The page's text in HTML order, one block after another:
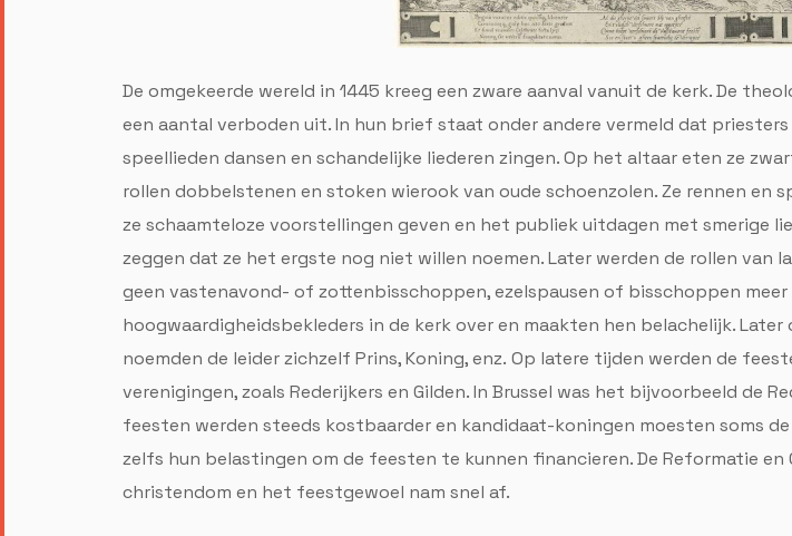
De omgekeerde wereld in 1445 kreeg een zware aanval vanuit de kerk. De
een aantal verboden uit. In hun brief staat onder andere vermeld dat
speellieden dansen en schandelijke liederen zingen. Op het altaar eten ze
rollen dobbelstenen en stoken wierook van oude schoenzolen. Ze rennen en
ze schaamteloze voorstellingen geven en het publiek uitdagen met smerige
zeggen dat ze het ergste nog niet willen noemen. Later werden de rollen
geen vastenavond- of zottenbisschoppen, ezelspausen of bisschoppen meer
hoogwaardigheidsbekleders in de kerk over en maakten hen belachelijk.
noemden de leider zichzelf Prins, Koning, enz. Op latere tijden werden de
verenigingen, zoals Rederijkers en Gilden. In Brussel was het bijvoorbeeld de
feesten werden steeds kostbaarder en kandidaat-koningen moesten soms
zelfs hun belastingen om de feesten te kunnen financieren. De Reformatie
christendom en het feestgewoel nam snel af.